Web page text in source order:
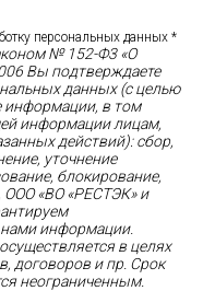
персональных данных *
№ 152-Ф3 «О
Вы подтверждаете
данных (с целью
информации, в том
информации лицам,
действий): сбор,
уточнение
блокирование,
ООО «ВО «РЕСТЭК» и
информации.
в целях
договоров и пр. Срок
неограниченным.